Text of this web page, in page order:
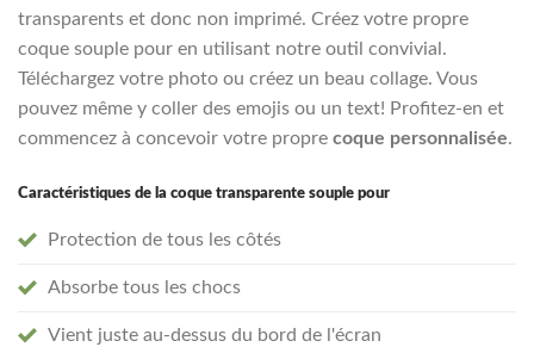
transparents et donc non imprimé. Créez votre propre
coque souple pour en utilisant notre outil convivial.
Téléchargez votre photo ou créez un beau collage. Vous
pouvez même y coller des emojis ou un text! Profitez-en et
commencez à concevoir votre propre coque personnalisée.
Caractéristiques de la coque transparente souple pour
Protection de tous les côtés
Absorbe tous les chocs
Vient juste au-dessus du bord de l'écran